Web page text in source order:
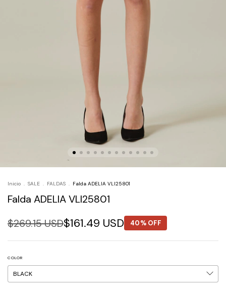
Inicio . SALE . FALDAS . Falda ADELIA VLI25801
Falda ADELIA VLI25801
$269.15 USD$161.49 USD 40% OFF
COLOR